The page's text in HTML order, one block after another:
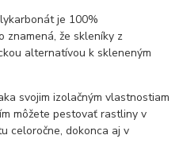
je 100%
znamená, že skleníky z
alternatívou k skleneným
svojim izolačným vlastnostiam
môžete pestovať rastliny v
celoročne, dokonca aj v